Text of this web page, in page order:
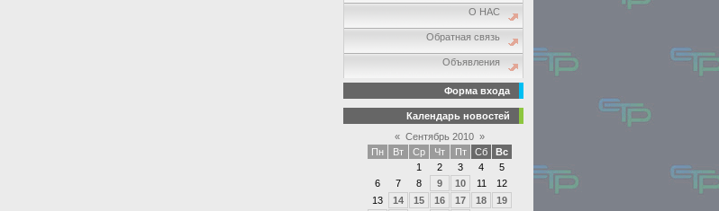
О НАС
Обратная связь
Объявления
Форма входа
Календарь новостей
« Сентябрь 2010 »
Пн
Вт Ср Чт Пт Сб
Вс
1
2 3 4
5
6
7 8 9 10 11
12
13
14 15 16 17 18
19